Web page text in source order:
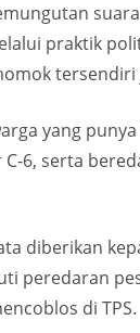
praktik
yang
6, serta
diberikan
per­edaran
di TPS.